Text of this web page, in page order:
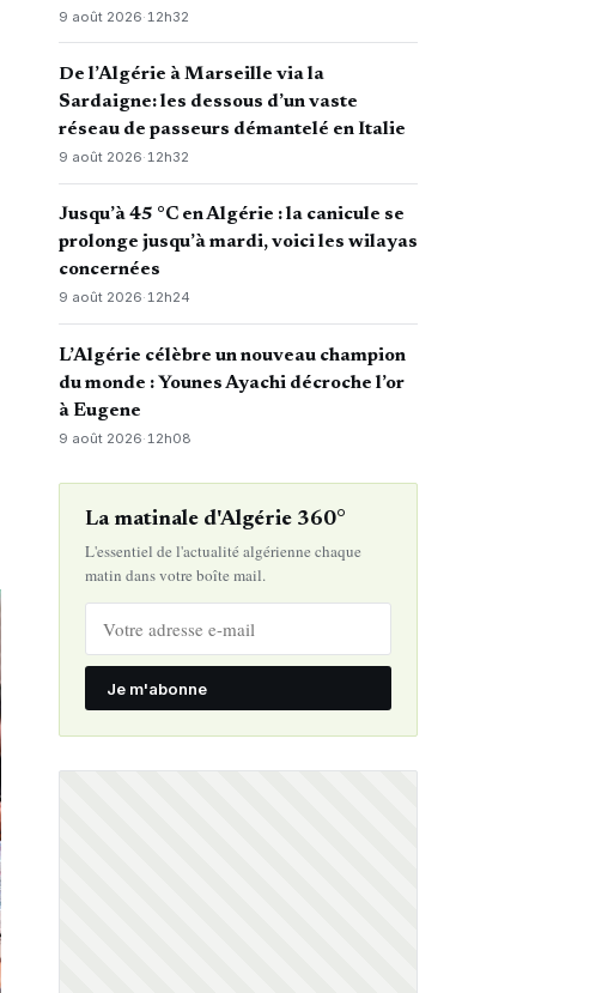
9 août 2026· 12h32
De l’Algérie à Marseille via la
Sardaigne: les dessous d’un vaste
réseau de passeurs démantelé en Italie
9 août 2026·12h32
Jusqu’à 45 °C en Algérie : la canicule se
prolonge jusqu’à mardi, voici les wilayas
concernées
9 août 2026·12h24
L’Algérie célèbre un nouveau champion
du monde : Younes Ayachi décroche l’or
à Eugene
9 août 2026· 12h08
La matinale d'Algérie 360°
L'essentiel de l'actualité algérienne chaque
matin dans votre boîte mail.
Je m'abonne